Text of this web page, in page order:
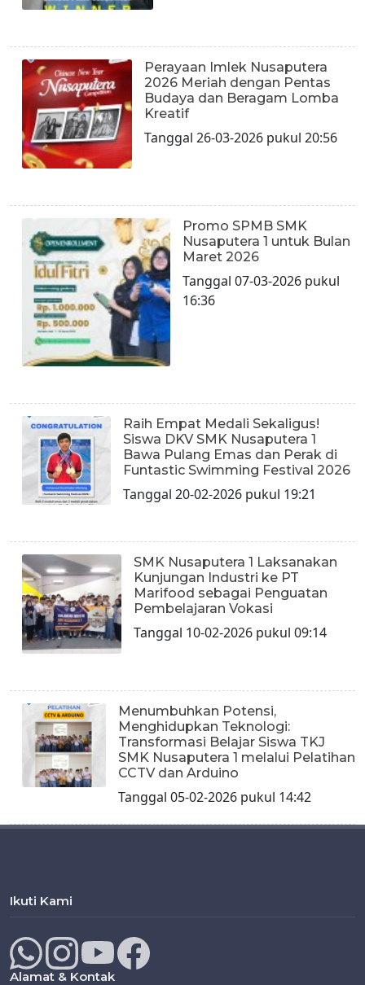
Perayaan Imlek Nusaputera
2026 Meriah dengan Pentas
Budaya dan Beragam Lomba
Kreatif
Tanggal 26-03-2026 pukul 20:56
Promo SPMB SMK
Nusaputera 1 untuk Bulan
Maret 2026
Tanggal 07-03-2026 pukul
16:36
Raih Empat Medali Sekaligus!
Siswa DKV SMK Nusaputera 1
Bawa Pulang Emas dan Perak di
Funtastic Swimming Festival 2026
Tanggal 20-02-2026 pukul 19:21
SMK Nusaputera 1 Laksanakan
Kunjungan Industri ke PT
Marifood sebagai Penguatan
Pembelajaran Vokasi
Tanggal 10-02-2026 pukul 09:14
Menumbuhkan Potensi,
Menghidupkan Teknologi:
Transformasi Belajar Siswa TKJ
SMK Nusaputera 1 melalui Pelatihan
CCTV dan Arduino
Tanggal 05-02-2026 pukul 14:42
Ikuti Kami
Alamat & Kontak